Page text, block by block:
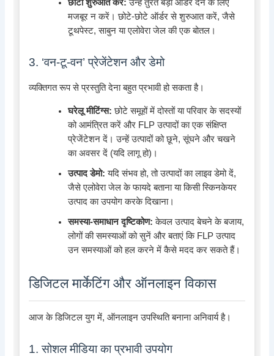
छोटी शुरुआत करें: उन्हें तुरंत बड़ा ऑर्डर देने के लिए
मजबूर न करें। छोटे-छोटे ऑर्डर से शुरुआत करें, जैसे
टूथपेस्ट, साबुन या एलोवेरा जेल की एक बोतल।
3. ‘वन-टू-वन’ प्रेजेंटेशन और डेमो
व्यक्तिगत रूप से प्रस्तुति देना बहुत प्रभावी हो सकता है।
घरेलू मीटिंग्स: छोटे समूहों में दोस्तों या परिवार के सदस्यों
को आमंत्रित करें और FLP उत्पादों का एक संक्षिप्त
प्रेजेंटेशन दें। उन्हें उत्पादों को छूने, सूंघने और चखने
का अवसर दें (यदि लागू हो)।
उत्पाद डेमो: यदि संभव हो, तो उत्पादों का लाइव डेमो दें,
जैसे एलोवेरा जेल के फायदे बताना या किसी स्किनकेयर
उत्पाद का उपयोग करके दिखाना।
समस्या-समाधान दृष्टिकोण: केवल उत्पाद बेचने के बजाय,
लोगों की समस्याओं को सुनें और बताएं कि FLP उत्पाद
उन समस्याओं को हल करने में कैसे मदद कर सकते हैं।
डिजिटल मार्केटिंग और ऑनलाइन विकास
आज के डिजिटल युग में, ऑनलाइन उपस्थिति बनाना अनिवार्य है।
1. सोशल मीडिया का प्रभावी उपयोग